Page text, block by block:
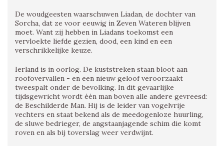
De woudgeesten waarschuwen Liadan, de dochter van
Sorcha, dat ze voor eeuwig in Zeven Wateren blijven
moet. Want zij hebben in Liadans toekomst een
vervloekte liefde gezien, dood, een kind en een
verschrikkelijke keuze.
Ierland is in oorlog. De kuststreken staan bloot aan
roofovervallen - en een nieuw geloof veroorzaakt
tweespalt onder de bevolking. In dit gevaarlijke
tijdsgewricht wordt één man boven alle andere gevreesd:
de Beschilderde Man. Hij is de leider van vogelvrije
vechters en staat bekend als de meedogenloze huurling,
de sluwe bedrieger, de angstaanjagende schim die komt
roven en als bij toverslag weer verdwijnt.